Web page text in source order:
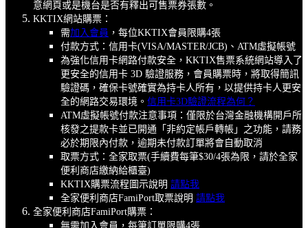
意網頁或是機台是否有釋出可售票券張數。
KKTIX網站購票：
需加入會員 ，每位KKTIX會員限購4張
付款方式：信用卡(VISA/MASTER/JCB)、ATM虛擬帳號
為強化信用卡網路付款安全，KKTIX售票系統網站導入了
更安全的信用卡 3D 驗證服務，會員購票時，將取得簡訊
驗證碼，確保卡號確實為持卡人所有，以提供持卡人更安
全的網路交易環境。 信用卡3D驗證流程為何？
ATM虛擬帳號付款注意事項：僅限於台灣金融機構開戶所
核發之提款卡並已開通「非約定帳戶轉帳」之功能，請務
必於期限內付款，逾期未付款訂單將會自動取消
取票方式：全家取票(手續費每筆$30/4張為限，請於全家
便利商店繳納給櫃臺)
KKTIX購票流程圖示說明 請點我
全家便利商店FamiPort取票說明 請點我
全家便利商店FamiPort購票：
無需加入會員，每筆訂單限購4張